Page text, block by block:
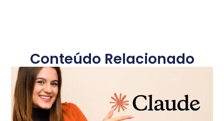
Conteúdo Relacionado